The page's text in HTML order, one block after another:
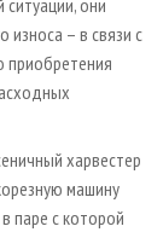
они
износа – в связи с
харвестер
машину
паре с которой